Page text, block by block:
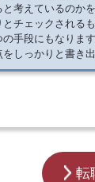
と考えているのか
とチェックされる
の手段にもなりま
をしっかりと書き
転